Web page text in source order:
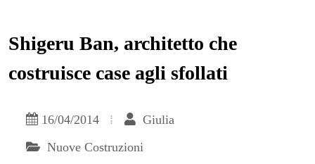
Shigeru Ban, architetto che
costruisce case agli sfollati
16/04/2014
Giulia
Nuove Costruzioni